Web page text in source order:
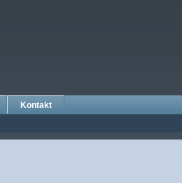
Kontakt